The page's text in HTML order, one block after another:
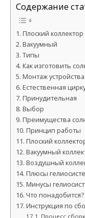
Содержание
Плоский коллектор
Вакуумный
Типы
Как изготовить
Монтаж устройства
Естественная
Принудительная
Выбор
Преимущества
Принцип работы
Плоский
Вакуумный
Воздушный
Плюсы
Минусы
Что понадобится?
Инструкция по
Процесс